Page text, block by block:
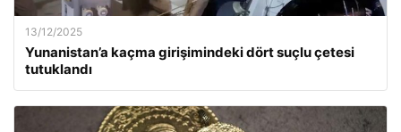
13/12/2025
Yunanistan’a kaçma girişimindeki dört suçlu çetesi
tutuklandı